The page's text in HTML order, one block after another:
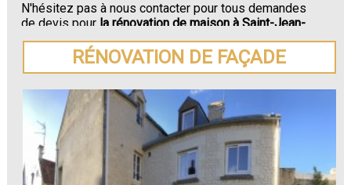
N'hésitez pas à nous contacter pour tous demandes
de devis pour la rénovation de maison à Saint-Jean-
du-Doigt.
RÉNOVATION DE FAÇADE